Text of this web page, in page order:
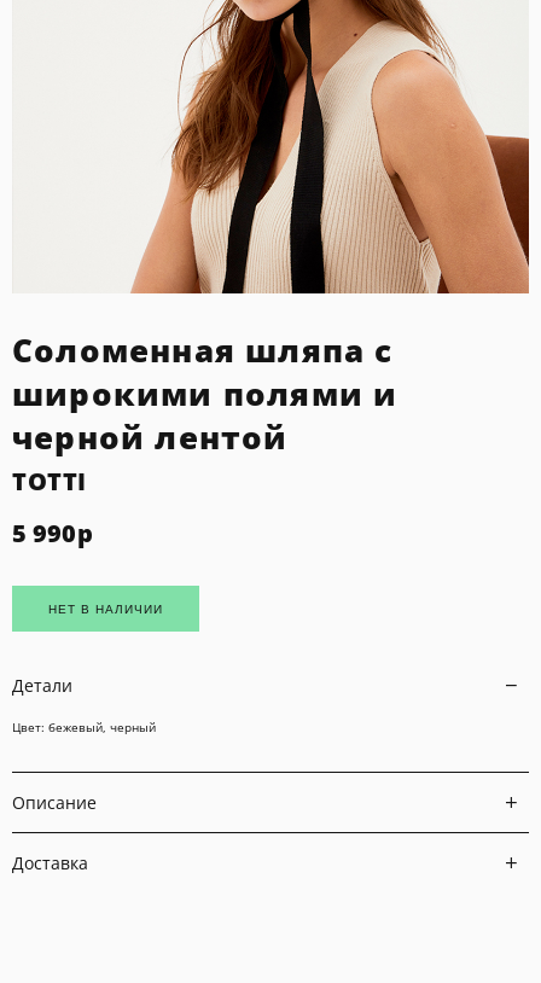
Соломенная шляпа с
широкими полями и
черной лентой
TOTTI
5 990р
НЕТ В НАЛИЧИИ
Детали
Цвет: бежевый, черный
Описание
Доставка